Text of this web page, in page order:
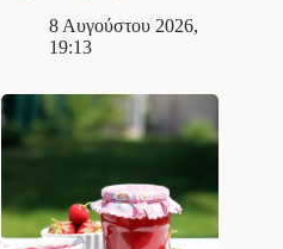
8 Αυγούστου 2026,
19:13